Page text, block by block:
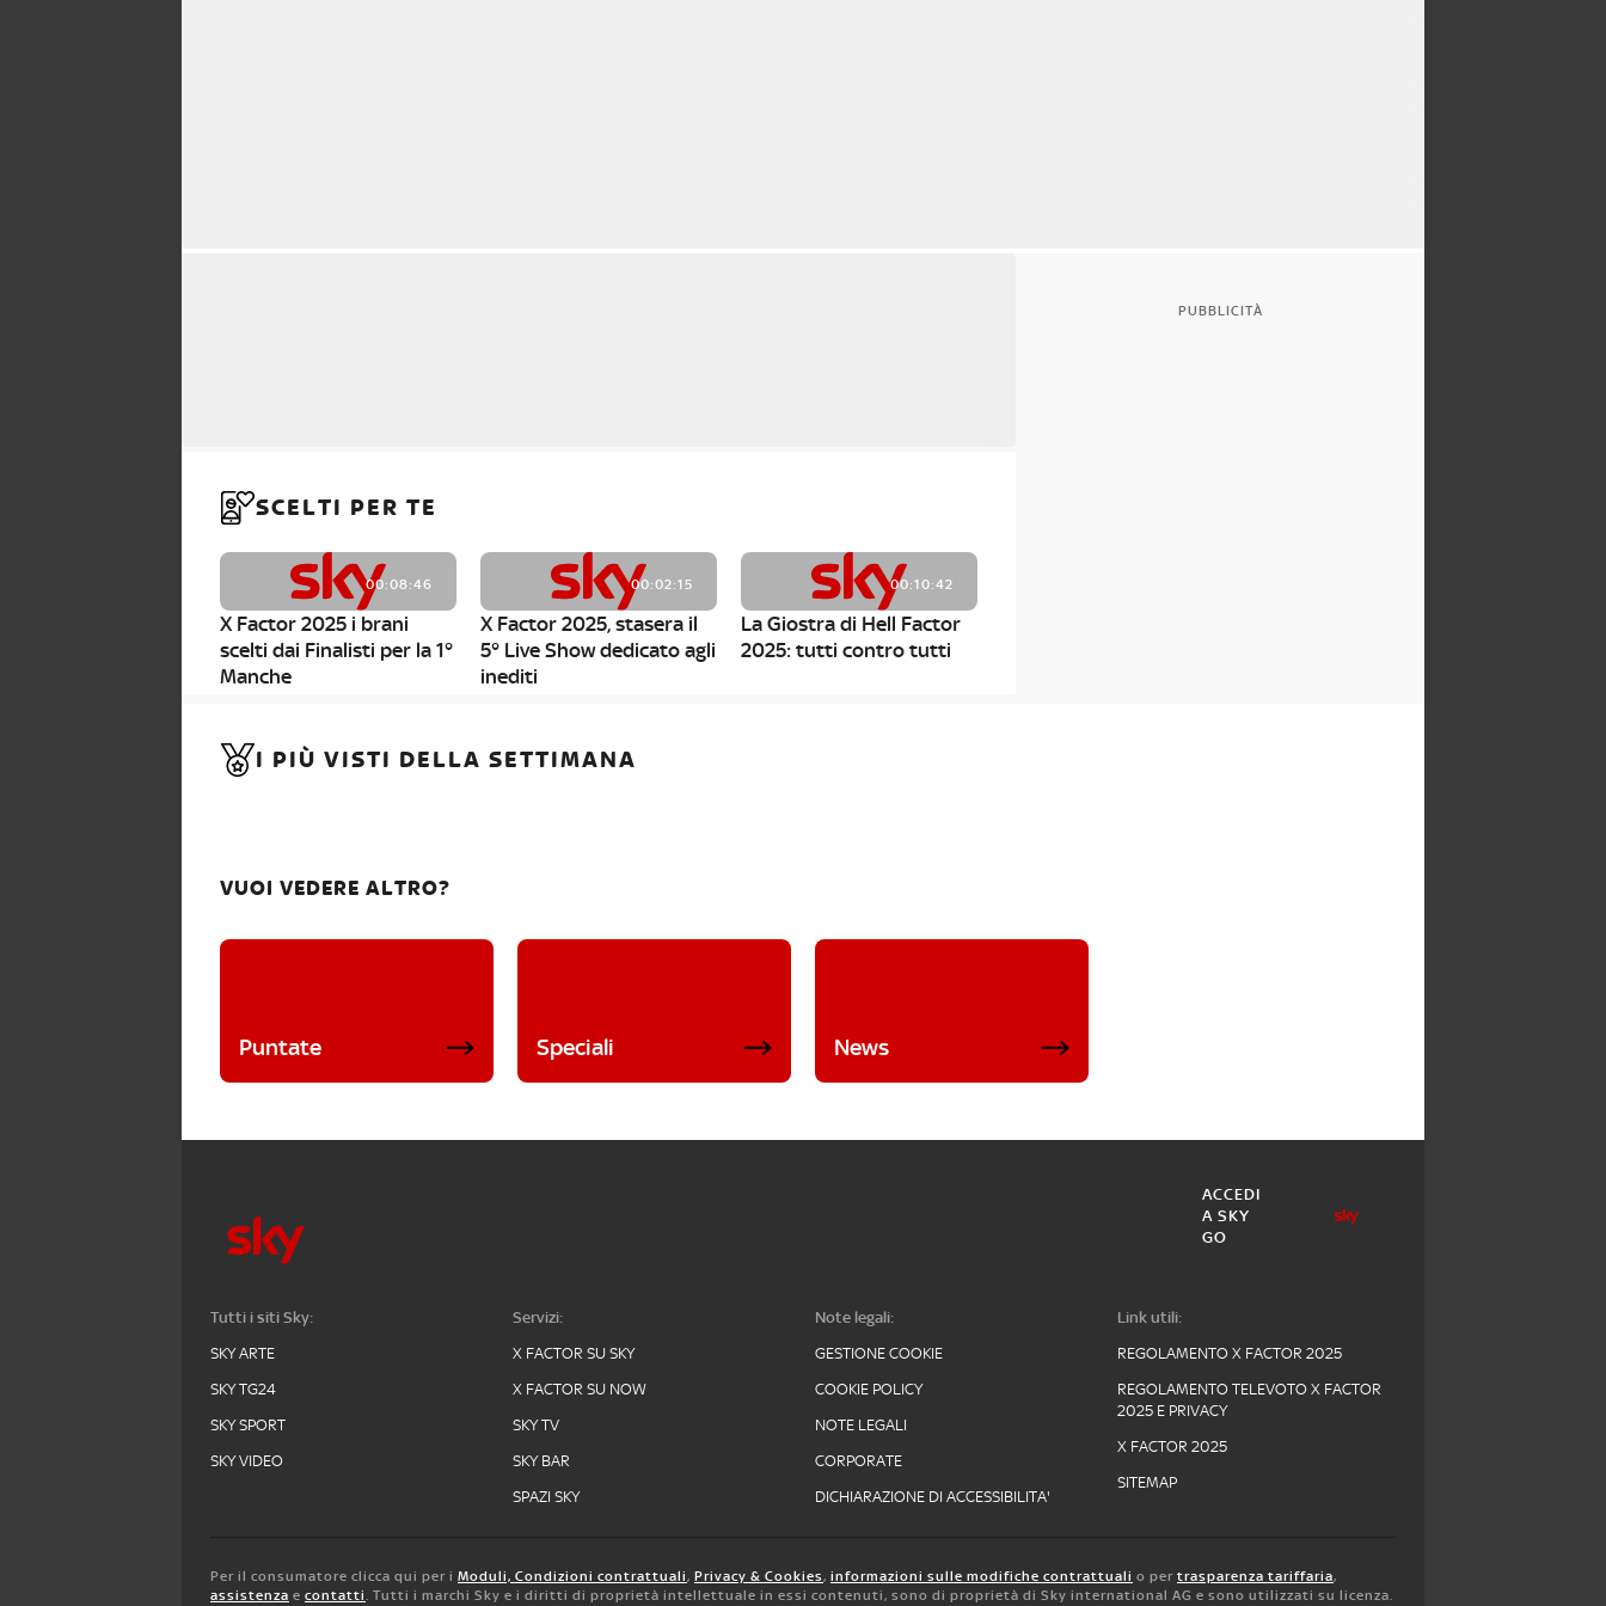
SCELTI PER TE
00:08:46
X Factor 2025 i brani
scelti dai Finalisti per la 1°
Manche
00:02:15
X Factor 2025, stasera il
5° Live Show dedicato agli
inediti
00:10:42
La Giostra di Hell Factor
2025: tutti contro tutti
PUBBLICITÀ
I PIÙ VISTI DELLA SETTIMANA
VUOI VEDERE ALTRO?
Puntate Speciali News
ACCEDI
A SKY
GO
Tutti i siti Sky:
SKY ARTE
SKY TG24
SKY SPORT
SKY VIDEO
Servizi:
X FACTOR SU SKY
X FACTOR SU NOW
SKY TV
SKY BAR
SPAZI SKY
Note legali:
GESTIONE COOKIE
COOKIE POLICY
NOTE LEGALI
CORPORATE
DICHIARAZIONE DI ACCESSIBILITA'
Link utili:
REGOLAMENTO X FACTOR 2025
REGOLAMENTO TELEVOTO X FACTOR
2025 E PRIVACY
X FACTOR 2025
SITEMAP
Per il consumatore clicca qui per i Moduli, Condizioni contrattuali, Privacy & Cookies, informazioni sulle modifiche contrattuali o per trasparenza tariffaria,
assistenza e contatti. Tutti i marchi Sky e i diritti di proprietà intellettuale in essi contenuti, sono di proprietà di Sky international AG e sono utilizzati su licenza.